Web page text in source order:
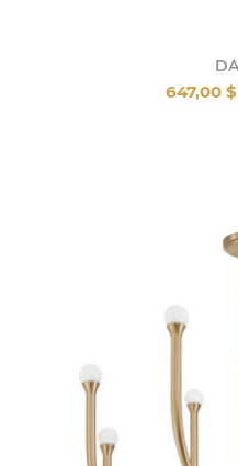
647,00 $